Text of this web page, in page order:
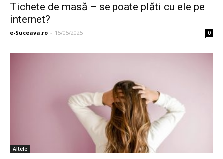
Tichete de masă – se poate plăti cu ele pe
internet?
e-Suceava.ro - 15/05/2025 0
Altele